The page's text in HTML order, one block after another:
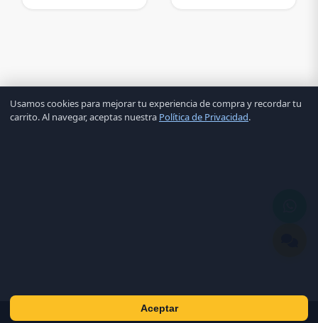
Usamos cookies para mejorar tu experiencia de compra y recordar tu
carrito. Al navegar, aceptas nuestra Política de Privacidad.
Aceptar